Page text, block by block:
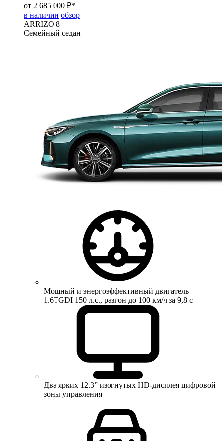
от 2 685 000 ₽*
в наличии обзор
ARRIZO 8
Семейный седан
Мощный и энергоэффективный двигатель
1.6TGDI 150 л.с., разгон до 100 км/ч за 9,8 с
Два ярких 12.3” изогнутых HD-дисплея цифровой
зоны управления